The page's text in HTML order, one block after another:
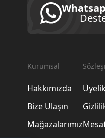
Kurumsal
Hakkımızda
Bize Ulaşın
Mağazalarımız